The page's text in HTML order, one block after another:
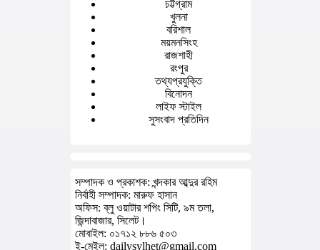
চট্টগ্রাম
খুলনা
বরিশাল
ময়মনসিংহ
রাজশাহী
রংপুর
তথ্যপ্রযুক্তি
বিনোদন
লাইফ স্টাইল
সুসংবাদ প্রতিদিন
সম্পাদক ও প্রকাশক: খন্দকার আব্দুর রহিম
নির্বাহী সম্পাদক: মারুফ হাসান
অফিস: ব্লু ওয়াটার শপিং সিটি, ৯ম তলা,
জিন্দাবাজার, সিলেট।
মোবাইল: ০১৭১২ ৮৮৬ ৫০৩
ই-মেইল: dailysylhet@gmail.com